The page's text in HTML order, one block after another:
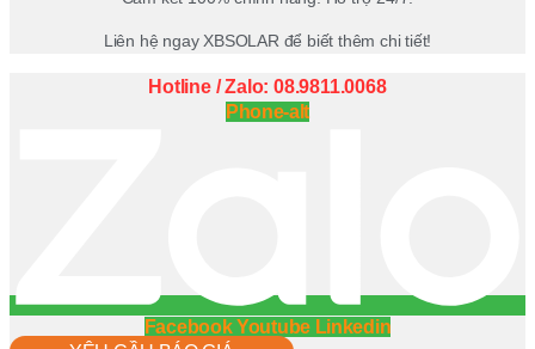
Liên hệ ngay XBSOLAR để biết thêm chi tiết!
Hotline / Zalo: 08.9811.0068
Phone-alt
Facebook Youtube Linkedin